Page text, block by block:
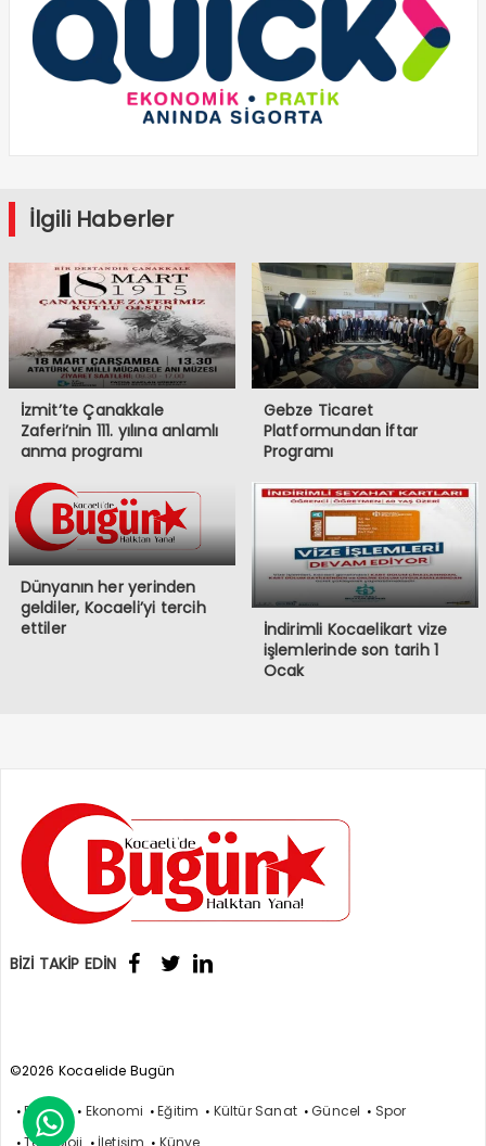
İlgili Haberler
İzmit’te Çanakkale
Zaferi’nin 111. yılına anlamlı
anma programı
Gebze Ticaret
Platformundan İftar
Programı
Dünyanın her yerinden
geldiler, Kocaeli’yi tercih
ettiler
İndirimli Kocaelikart vize
işlemlerinde son tarih 1
Ocak
BİZİ TAKİP EDİN
©2026 Kocaelide Bugün
Politika Ekonomi Eğitim Kültür Sanat Güncel
Spor
Teknoloji
İletişim Künye
